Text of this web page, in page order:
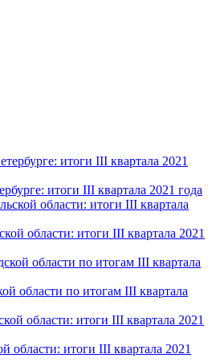
итоги III квартала 2021 года
области: итоги III квартала 2021
области по итогам III квартала
области: итоги III квартала 2021